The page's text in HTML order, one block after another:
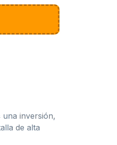
inversión,
de alta